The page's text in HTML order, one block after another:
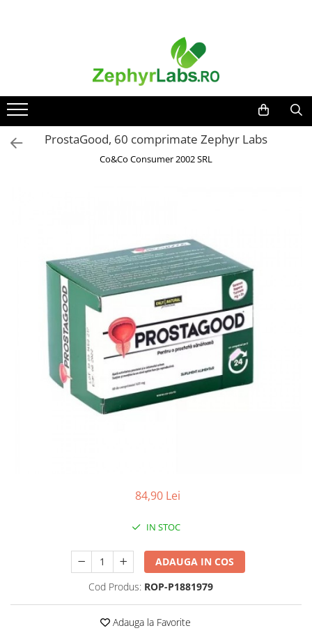
Alimentatie sanatoasa
Alimente
Dieta
Imunitate
Ceaiuri
Protectie anti-insecte
Hrana pentru bebelusi
Suplimente alimentare copii
Produse antiparazitare
Sarcina si alaptare
Altele-Mama si copil
Produse pentru ingrijire si
Igiena intima
Ingrijire corp
ProstaGood, 60 comprimate Zephyr Labs
Co&Co Consumer 2002 SRL
84,90 Lei
IN STOC
ADAUGA IN COS
Cod Produs: ROP-P1881979
Adauga la Favorite